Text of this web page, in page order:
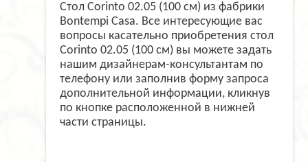
Стол Corinto 02.05 (100 см) из фабрики
Bontempi Casa. Все интересующие вас
вопросы касательно приобретения стол
Corinto 02.05 (100 см) вы можете задать
нашим дизайнерам-консультантам по
телефону или заполнив форму запроса
дополнительной информации, кликнув
по кнопке расположенной в нижней
части страницы.